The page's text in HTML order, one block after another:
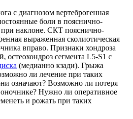
с диагнозом вертеброгенная
боли в пояснично-
при наклоне. СКТ пояснично-
выраженная сколиотическая
вправо. Признаки хондроза
остеохондроз сегмента L5-S1 с
(медианно кзади). Грыжа
ли лечение при таких
означают? Возможно ли потеря
Нужно ли оперативное
и рожать при таких